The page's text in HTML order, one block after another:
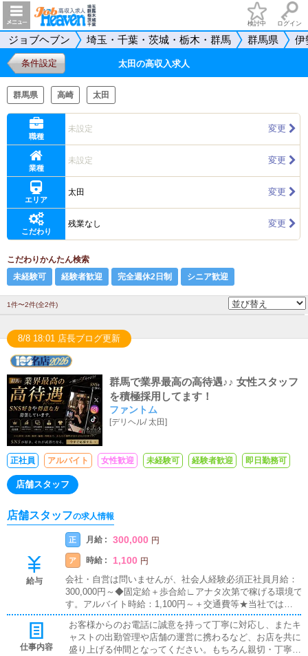
検討中 ログイン
ジョブヘブン 埼玉・千葉・茨城・栃木・群馬 群馬県 伊
条件設定 太田の高収入求人
群馬県 高崎 太田
職種
未設定 変更
業種
未設定 変更
エリア
太田 変更
こだわり
残業なし 変更
こだわりかんたん検索
未経験可
経験者歓迎 完全週休2日制 シニア歓迎
1件〜2件(全2件)
8/8 18:01 店長ブログ更新
群馬で業界最高の高待遇♪♪ 女性スタッフ
を積極採用してます！
ファントム
[デリヘル/ 太田]
正社員 アルバイト 女性歓迎 未経験可 経験者歓迎 即日勤務可
店舗スタッフ
店舗スタッフの求人情報
給与
正 月給 : 300,000 円
ア 時給 : 1,100 円
会社・自営は問いませんが、社会人経験必須正社員月給：
300,000円～◆固定給＋歩合給∟アナタ次第で稼げる環境で
す。アルバイト時給：1,100円～＋交通費等★当社では多種
多様な給与体形を用意しております！必ず貴方の希望や条
件に合う金額を掲示致しますので、一度お問い合わせくだ
さいませ。
仕事内容
お客様からのお電話に誠意を持って丁寧に対応し、またキ
ャストの出勤管理や店舗の運営に携わるなど、お店を共に
盛り上げる仲間となってください。もちろん親切・丁寧に